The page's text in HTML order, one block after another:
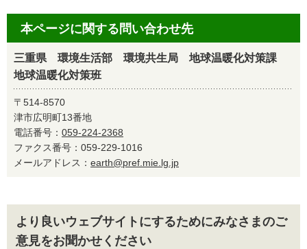
本ページに関する問い合わせ先
三重県 環境生活部 環境共生局 地球温暖化対策課
地球温暖化対策班
〒514-8570
津市広明町13番地
電話番号： 059-224-2368
ファクス番号：059-229-1016
メールアドレス： earth@pref.mie.lg.jp
より良いウェブサイトにするためにみなさまのご
意見をお聞かせください